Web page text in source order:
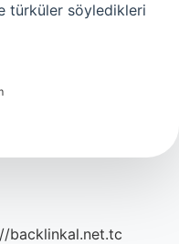
türküler söyledikleri
backlinkal.net.tc